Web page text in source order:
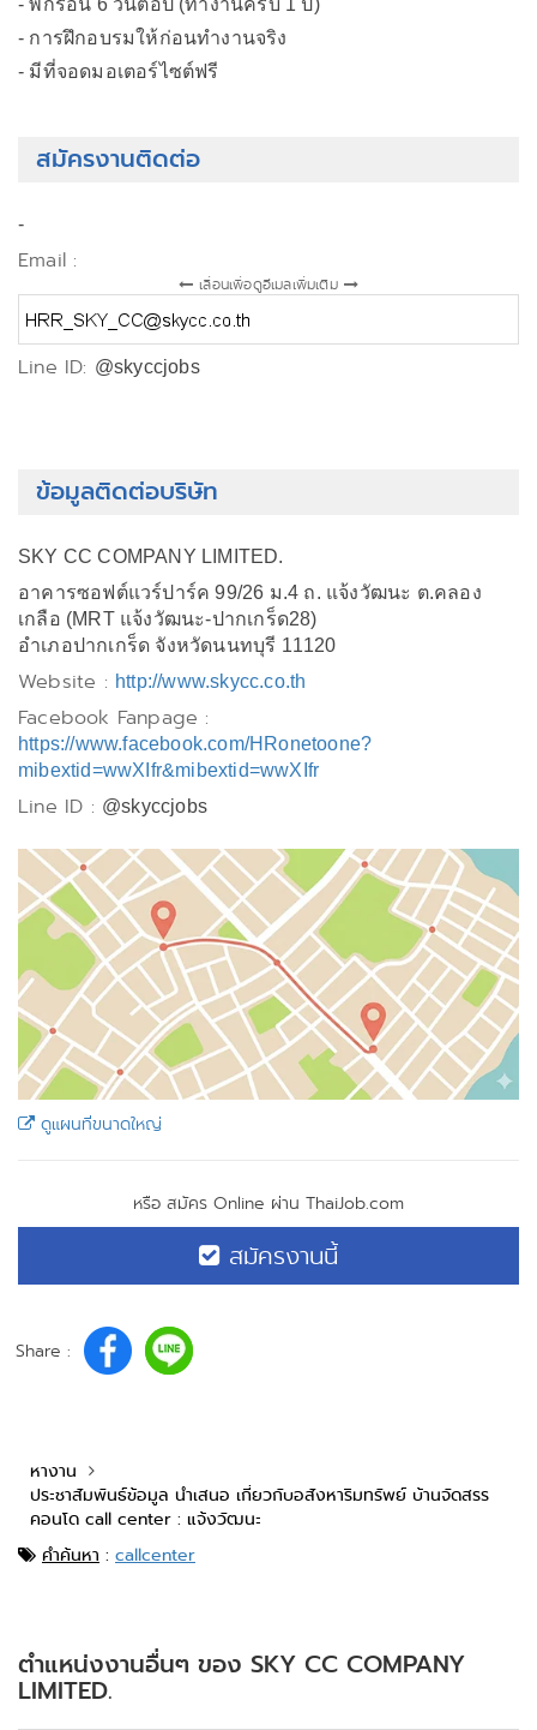
- พักร้อน 6 วันต่อปี (ทำงานครบ 1 ปี)
- การฝึกอบรมให้ก่อนทำงานจริง
- มีที่จอดมอเตอร์ไซต์ฟรี
สมัครงานติดต่อ
-
Email :
เลื่อนเพื่อดูอีเมลเพิ่มเติม
Line ID: @skyccjobs
ข้อมูลติดต่อบริษัท
SKY CC COMPANY LIMITED.
อาคารซอฟต์แวร์ปาร์ค 99/26 ม.4 ถ. แจ้งวัฒนะ ต.คลอง
เกลือ (MRT แจ้งวัฒนะ-ปากเกร็ด28)
อำเภอปากเกร็ด จังหวัดนนทบุรี 11120
Website : http://www.skycc.co.th
Facebook Fanpage :
https://www.facebook.com/HRonetoone?
mibextid=wwXIfr&mibextid=wwXIfr
Line ID : @skyccjobs
ดูแผนที่ขนาดใหญ่
หรือ สมัคร Online ผ่าน ThaiJob.com
สมัครงานนี้
Share :
หางาน
ประชาสัมพันธ์ข้อมูล นำเสนอ เกี่ยวกับอสังหาริมทรัพย์ บ้านจัดสรร
คอนโด call center : แจ้งวัฒนะ
คำค้นหา : callcenter
ตำแหน่งงานอื่นๆ ของ SKY CC COMPANY
LIMITED.